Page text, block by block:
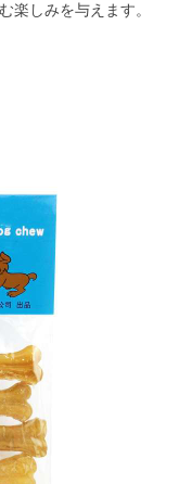
楽しみを与えます。